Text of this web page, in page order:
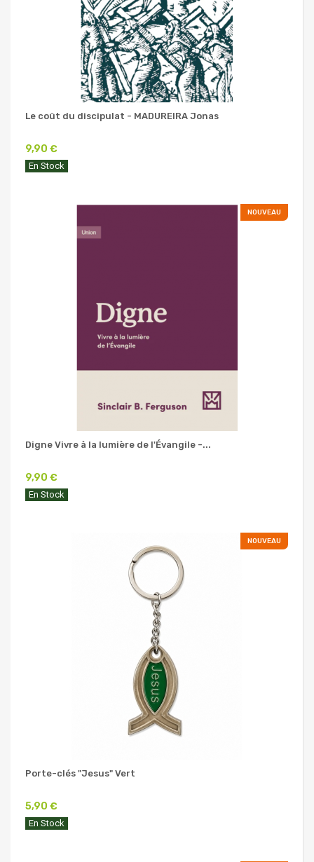
Le coût du discipulat - MADUREIRA Jonas
9,90 €
En Stock
NOUVEAU
Digne Vivre à la lumière de l'Évangile -...
9,90 €
En Stock
NOUVEAU
Porte-clés "Jesus" Vert
5,90 €
En Stock